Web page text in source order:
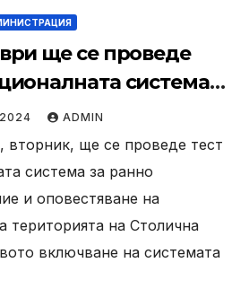
ще се проведе
система
и
на населението
ADMIN
вторник, ще се проведе тест
система за ранно
и оповестяване на
територията на Столична
включване на системата